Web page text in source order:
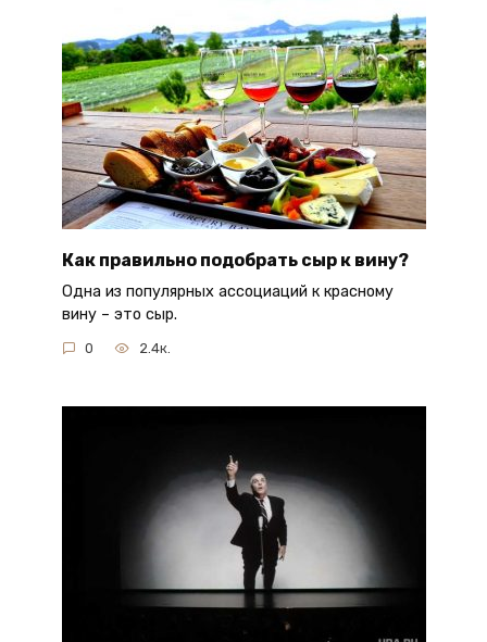
Как правильно подобрать сыр к вину?
Одна из популярных ассоциаций к красному
вину – это сыр.
0 2.4к.